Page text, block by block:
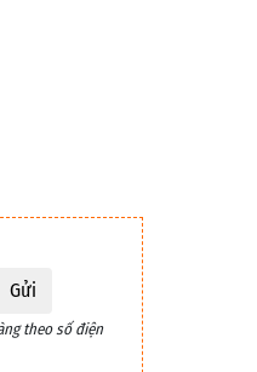
Gửi
theo số điện